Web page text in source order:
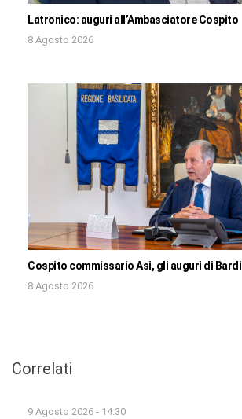
Latronico: auguri all’Ambasciatore Cospito
8 Agosto 2026
Cospito commissario Asi, gli auguri di Bardi
8 Agosto 2026
Correlati
9 Agosto 2026 - 14:30